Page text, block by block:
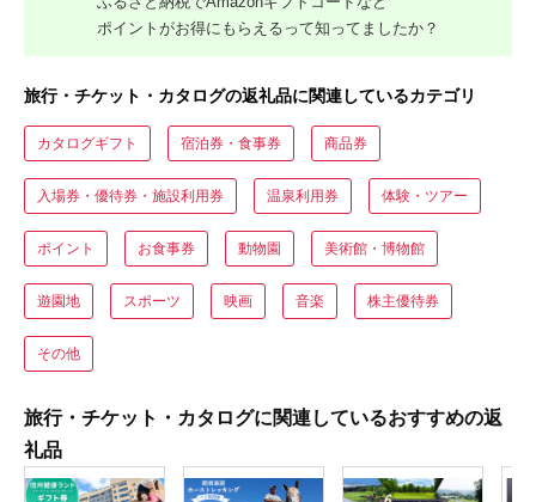
ポイントがお得にもらえるって知ってましたか？
旅行・チケット・カタログの返礼品に関連しているカテゴリ
カタログギフト 宿泊券・食事券 商品券
入場券・優待券・施設利用券 温泉利用券 体験・ツアー
ポイント お食事券 動物園 美術館・博物館
遊園地 スポーツ 映画 音楽 株主優待券
その他
旅行・チケット・カタログに関連しているおすすめの返
礼品